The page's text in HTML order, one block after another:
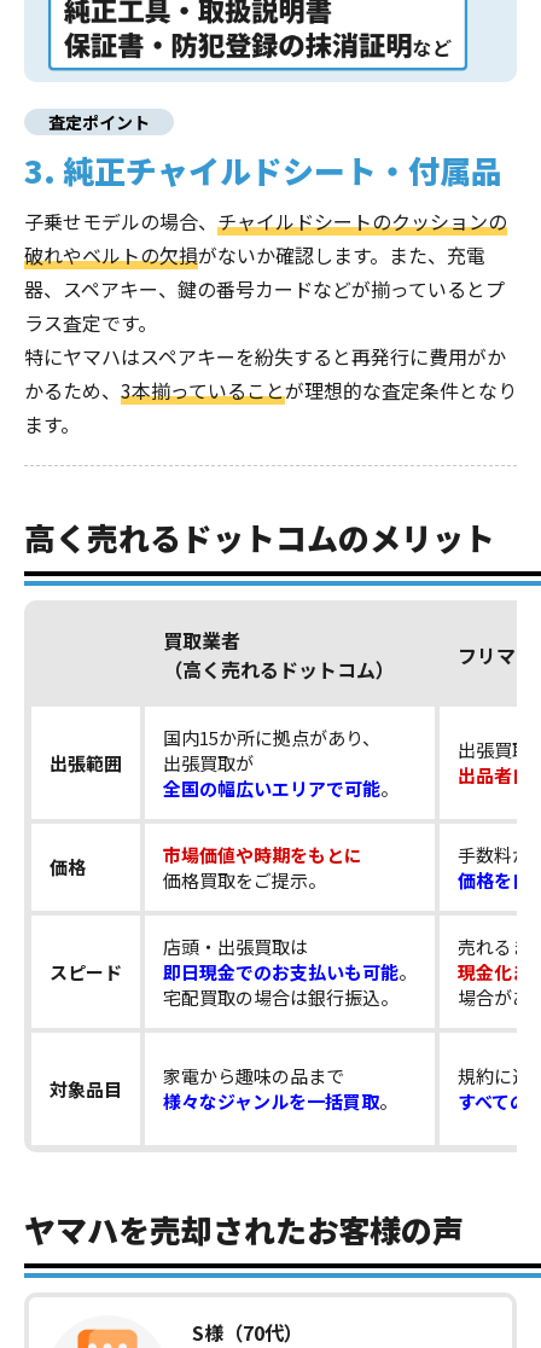
査定ポイント
3. 純正チャイルドシート・付属品
子乗せモデルの場合、 チャイルドシートのクッションの
破れやベルトの欠損がないか確認します。また、充電
器、スペアキー、鍵の番号カードなどが揃っているとプ
ラス査定です。
特にヤマハはスペアキーを紛失すると再発行に費用がか
かるため、 3本揃っていることが理想的な査定条件となり
ます。
高く売れるドットコムのメリット
買取業者
（高く売れるドットコム）
フリマ
出張範囲
国内15か所に拠点があり、
出張買取が
全国の幅広いエリアで可能。
出張買取
出品者自
価格
市場価値や時期をもとに
価格買取をご提示。
手数料が
価格を自
スピード
店頭・出張買取は
即日現金でのお支払いも可能。
宅配買取の場合は銀行振込。
売れるま
現金化ま
場合があ
対象品目
家電から趣味の品まで
様々なジャンルを一括買取。
規約に違
すべての
ヤマハを売却されたお客様の声
S様（70代）